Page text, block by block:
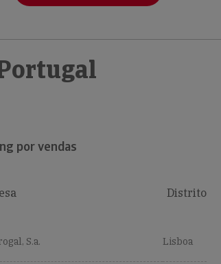
por vendas
Distrito
S.a. Lisboa